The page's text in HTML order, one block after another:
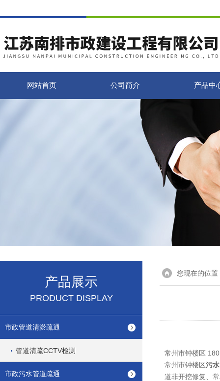
网站首页 公司简介 产品中
产品展示
PRODUCT DISPLAY
市政管道清淤疏通
管道清疏CCTV检测
市政污水管道疏通
您现在的位置
常州市钟楼区
常州市钟楼区污
道非开挖修复、